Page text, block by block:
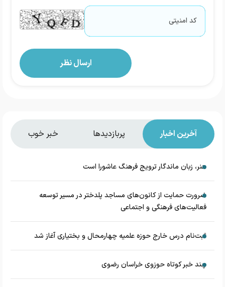
آخرین اخبار پربازدیدها خبر خوب
هنر، زبان ماندگار ترویج فرهنگ عاشورا است
ضرورت حمایت از کانون‌های مساجد پلدختر در مسیر توسعه
فعالیت‌های فرهنگی و اجتماعی
ثبت‌نام درس خارج حوزه علمیه چهارمحال و بختیاری آغاز شد
چند خبر کوتاه حوزوی خراسان رضوی